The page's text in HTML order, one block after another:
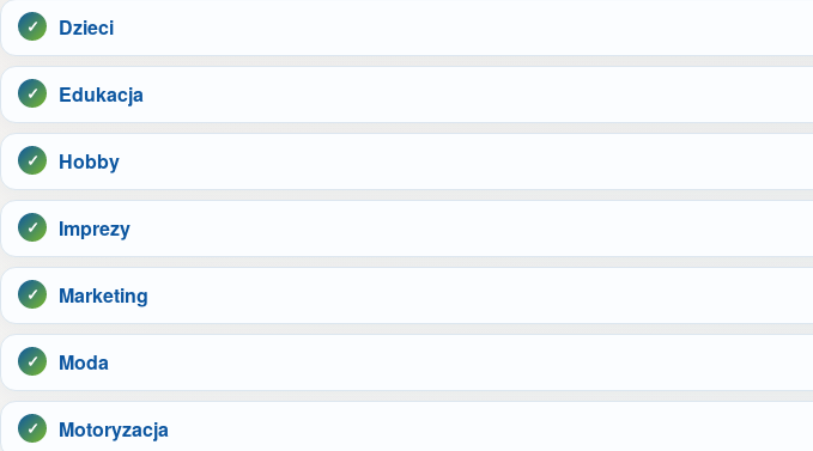
Dzieci
Edukacja
Hobby
Imprezy
Marketing
Moda
Motoryzacja